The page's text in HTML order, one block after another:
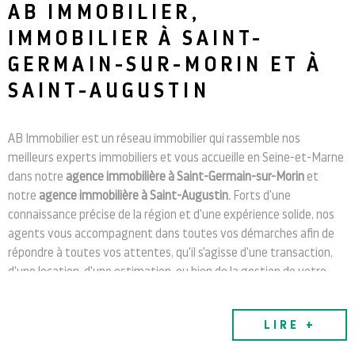
AB IMMOBILIER,
IMMOBILIER À SAINT-
GERMAIN-SUR-MORIN ET À
SAINT-AUGUSTIN
AB Immobilier est un réseau immobilier qui rassemble nos
meilleurs experts immobiliers et vous accueille en Seine-et-Marne
dans notre agence immobilière à Saint-Germain-sur-Morinet
notre agence immobilière à Saint-Augustin. Forts d'une
connaissance précise de la région et d'une expérience solide, nos
agents vous accompagnent dans toutes vos démarches afin de
répondre à toutes vos attentes, qu'il s'agisse d'une transaction,
d'une location, d'une estimation, ou bien de la gestion de votre
Vendez, achetez, louez avec nos agences
LIRE +